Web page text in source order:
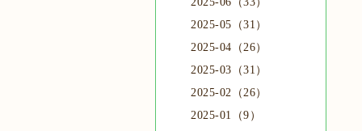
2025-05（31）
2025-04（26）
2025-03（31）
2025-02（26）
2025-01（9）